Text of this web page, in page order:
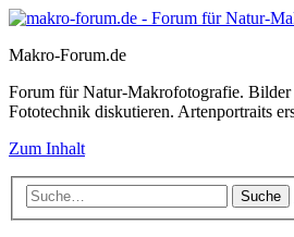
Makro-Forum.de
Forum für Natur-Makrofotografie. Bilder
Fototechnik diskutieren. Artenportraits
Zum Inhalt
Suche